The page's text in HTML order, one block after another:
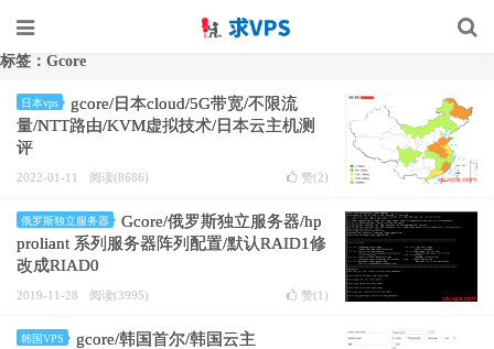
标签：Gcore
日本vps
gcore/日本cloud/5G带宽/不限流
量/NTT路由/KVM虚拟技术/日本云主机测
评
2022-01-11 阅读(8686) 赞(2)
俄罗斯独立服务器
Gcore/俄罗斯独立服务器/hp
proliant 系列服务器阵列配置/默认RAID1修
改成RIAD0
2019-11-28 阅读(3995) 赞(1 )
韩国VPS
gcore/韩国首尔/韩国云主